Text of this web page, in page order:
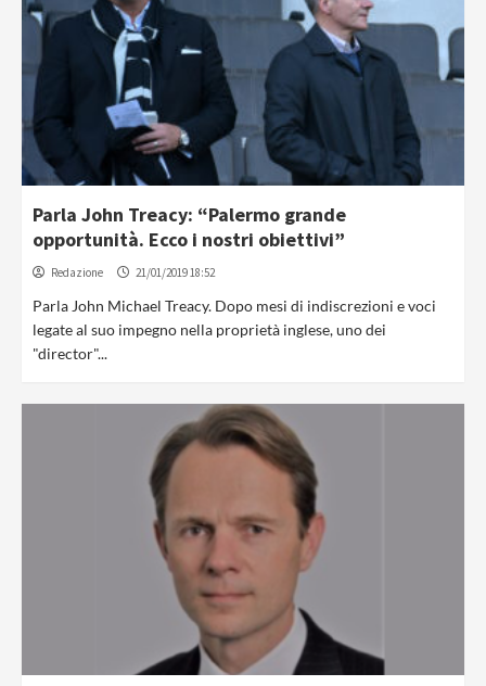
Parla John Treacy: “Palermo grande
opportunità. Ecco i nostri obiettivi”
Redazione 21/01/2019 18:52
Parla John Michael Treacy. Dopo mesi di indiscrezioni e voci
legate al suo impegno nella proprietà inglese, uno dei
"director"...